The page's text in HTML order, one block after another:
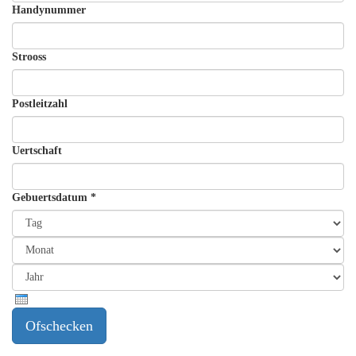
Handynummer
Strooss
Postleitzahl
Uertschaft
Gebuertsdatum *
Tag
Monat
Jahr
Ofschecken